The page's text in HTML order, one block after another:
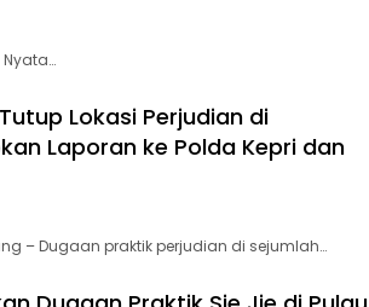
Lokasi Perjudian di
Laporan ke Polda Kepri dan
– Dugaan praktik perjudian di sejumlah…